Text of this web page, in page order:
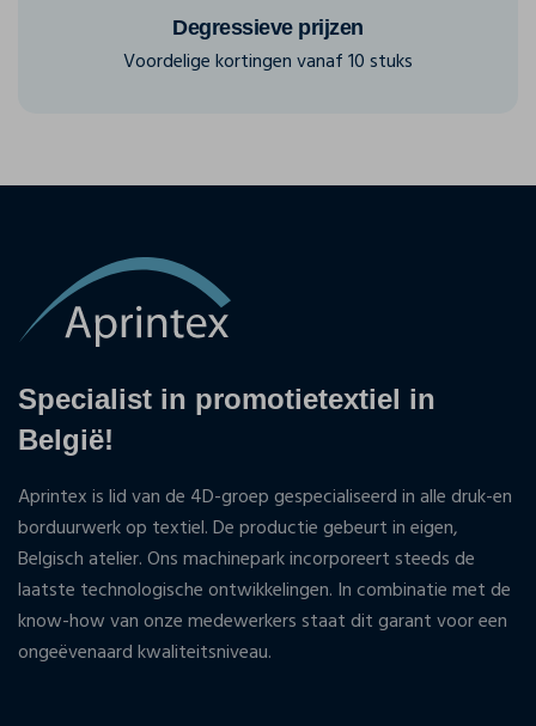
Degressieve prijzen
Voordelige kortingen vanaf 10 stuks
Specialist in promotietextiel in
België!
Aprintex is lid van de 4D-groep gespecialiseerd in alle druk-en
borduurwerk op textiel. De productie gebeurt in eigen,
Belgisch atelier. Ons machinepark incorporeert steeds de
laatste technologische ontwikkelingen. In combinatie met de
know-how van onze medewerkers staat dit garant voor een
ongeëvenaard kwaliteitsniveau.